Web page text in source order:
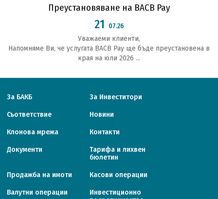
Преустановяване на BACB Pay
21 07.26
Уважаеми клиенти,
Напомняме Ви, че услугата BACB Pay ще бъде преустановена в
края на юли 2026 ...
За БАКБ За Инвеститори
Съответствие Новини
Клонова мрежа Контакти
Документи
Тарифa и лихвен
бюлетин
Продажба на имоти Касови операции
Валутни операции
Инвестиционно